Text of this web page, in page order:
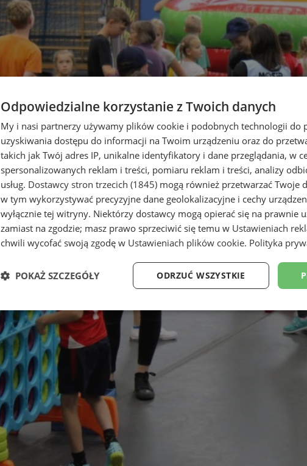
Odpowiedzialne korzystanie z Twoich danych
My i nasi partnerzy używamy plików cookie i podobnych technologii do
uzyskiwania dostępu do informacji na Twoim urządzeniu oraz do
takich jak Twój adres IP, unikalne identyfikatory i dane przeglądania, w
spersonalizowanych reklam i treści, pomiaru reklam i treści, analizy
usług. Dostawcy stron trzecich (1845) mogą również przetwarzać Twoje
w tym wykorzystywać precyzyjne dane geolokalizacyjne i cechy
wyłącznie tej witryny. Niektórzy dostawcy mogą opierać się na prawnie
zamiast na zgodzie; masz prawo sprzeciwić się temu w Ustawieniach
chwili wycofać swoją zgodę w Ustawieniach plików cookie. Polityka
ODRZUĆ WSZYSTKIE
POKAŻ SZCZEGÓŁY
Niezbędne Wydajność Targetowanie
Niezbędne Wydajność
Niezbędne pliki cookie umożliwiają korzystanie z podstawowych funkcji strony internetowej,
zarządzanie kontem. Bez niezbędnych plików cookie nie można prawidłowo korzystać ze
Provider